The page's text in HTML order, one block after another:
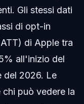
Gli stessi dati
di opt-in
di Apple tra
all'inizio del
del 2026. Le
può vedere la